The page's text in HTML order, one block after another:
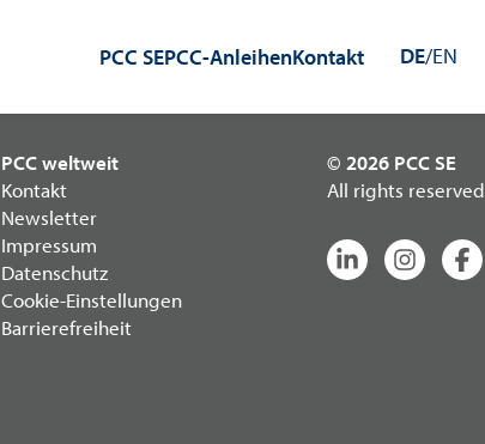
DE/EN
PCC SEPCC-AnleihenKontakt
PCC weltweit
Kontakt
Newsletter
Impressum
Datenschutz
Cookie-Einstellungen
Barrierefreiheit
© 2026 PCC SE
All rights reserved